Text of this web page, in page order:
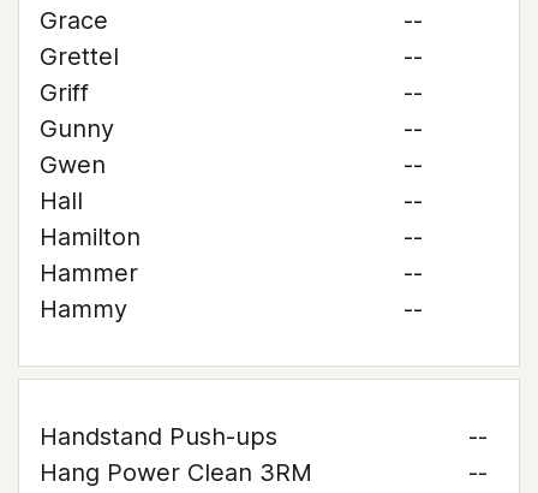
Grace
--
Grettel
--
Griff
--
Gunny
--
Gwen
--
Hall
--
Hamilton
--
Hammer
--
Hammy
--
Handstand Push-ups
--
Hang Power Clean 3RM
--